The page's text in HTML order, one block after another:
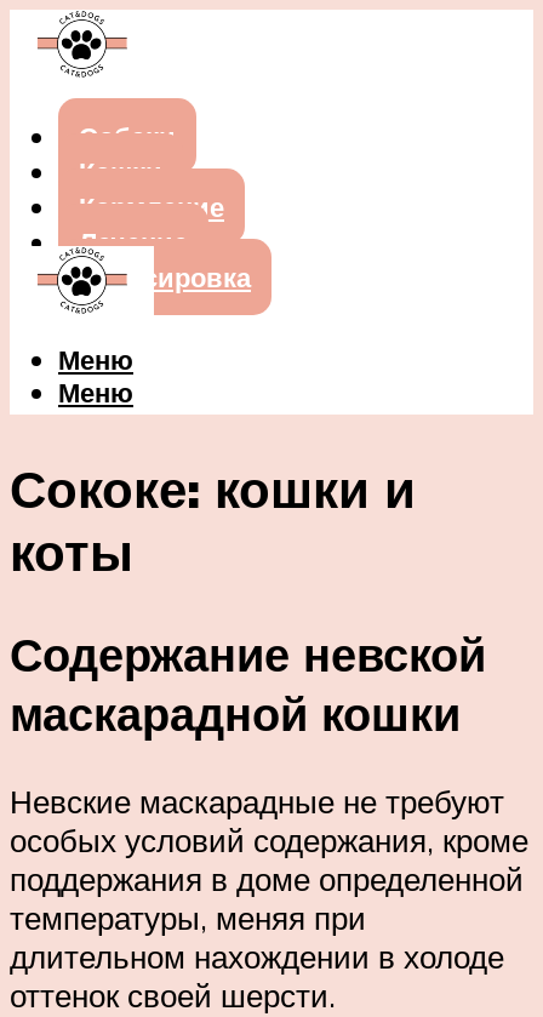
Собаки
Кошки
Кормление
Лечение
Дрессировка
Меню
Меню
Сококе: кошки и
коты
Содержание невской
маскарадной кошки
Невские маскарадные не требуют
особых условий содержания, кроме
поддержания в доме определенной
температуры, меняя при
длительном нахождении в холоде
оттенок своей шерсти.